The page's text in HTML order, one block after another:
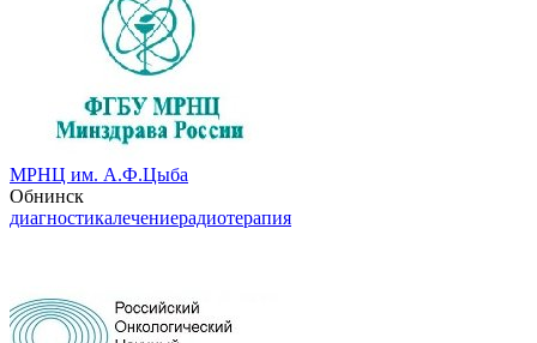
МРНЦ им. А.Ф.Цыба
Обнинск
диагностикалечениерадиотерапия